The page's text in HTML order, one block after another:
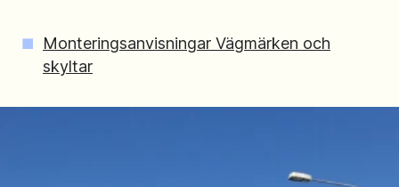
Monteringsanvisningar Vägmärken och
skyltar